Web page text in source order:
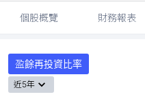
個股概覽 財務報表
盈餘再投資比率
近5年